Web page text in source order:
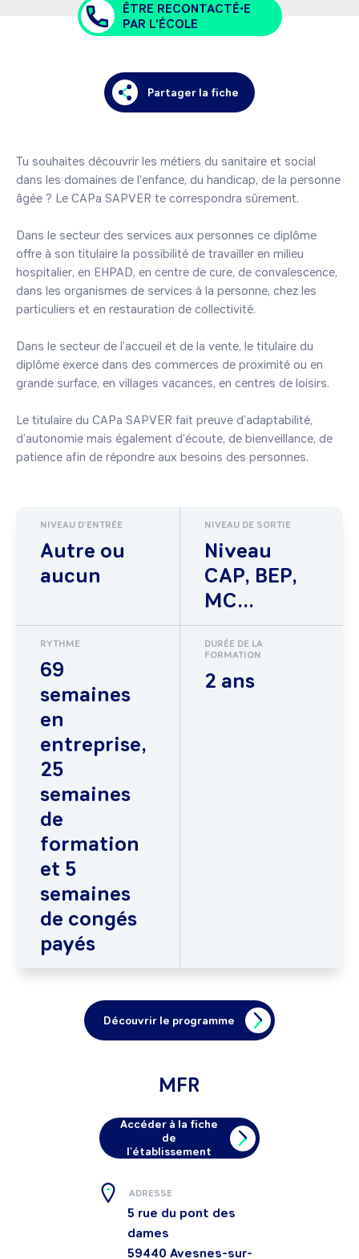
ÊTRE RECONTACTÉ•E
PAR L'ÉCOLE
Partager la fiche
Tu souhaites découvrir les métiers du sanitaire et social
dans les domaines de l'enfance, du handicap, de la personne
âgée ? Le CAPa SAPVER te correspondra sûrement.
Dans le secteur des services aux personnes ce diplôme
offre à son titulaire la possibilité de travailler en milieu
hospitalier, en EHPAD, en centre de cure, de convalescence,
dans les organismes de services à la personne, chez les
particuliers et en restauration de collectivité.
Dans le secteur de l’accueil et de la vente, le titulaire du
diplôme exerce dans des commerces de proximité ou en
grande surface, en villages vacances, en centres de loisirs.
Le titulaire du CAPa SAPVER fait preuve d’adaptabilité,
d’autonomie mais également d’écoute, de bienveillance, de
patience afin de répondre aux besoins des personnes.
NIVEAU D'ENTRÉE
Autre ou
aucun
NIVEAU DE SORTIE
Niveau
CAP, BEP,
MC...
RYTHME
69
semaines
en
entreprise,
25
semaines
de
formation
et 5
semaines
de congés
payés
DURÉE DE LA
FORMATION
2 ans
Découvrir le programme
MFR
Accéder à la fiche
de
l'établissement
ADRESSE
5 rue du pont des
dames
59440 Avesnes-sur-